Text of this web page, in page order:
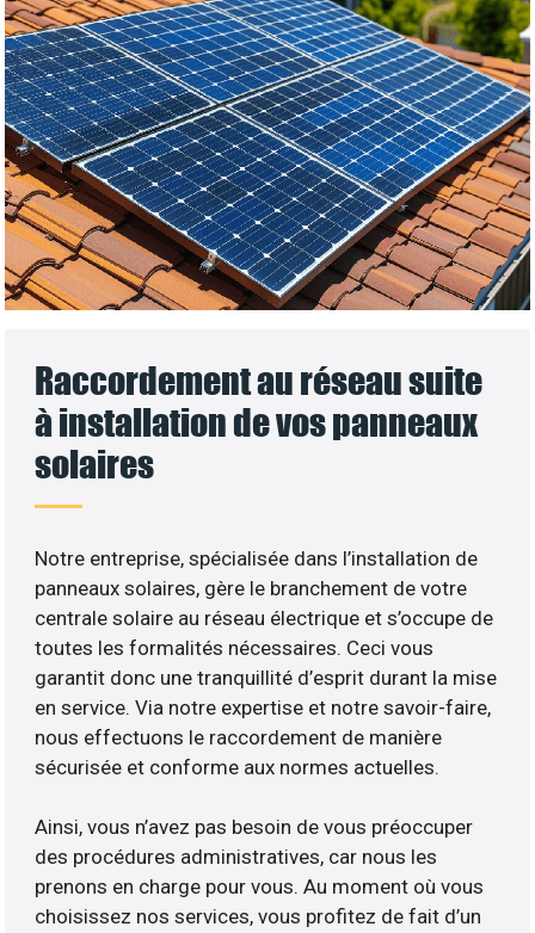
Raccordement au réseau suite
à installation de vos panneaux
solaires
Notre entreprise, spécialisée dans l’installation de
panneaux solaires, gère le branchement de votre
centrale solaire au réseau électrique et s’occupe de
toutes les formalités nécessaires. Ceci vous
garantit donc une tranquillité d’esprit durant la mise
en service. Via notre expertise et notre savoir-faire,
nous effectuons le raccordement de manière
sécurisée et conforme aux normes actuelles.
Ainsi, vous n’avez pas besoin de vous préoccuper
des procédures administratives, car nous les
prenons en charge pour vous. Au moment où vous
choisissez nos services, vous profitez de fait d’un